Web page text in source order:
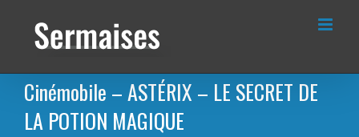
contenu
Cinémobile – ASTÉRIX – LE SECRET DE
LA POTION MAGIQUE